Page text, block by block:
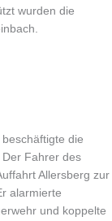
wurden die
die
Fahrer des
Allersberg zur
alarmierte
und koppelte